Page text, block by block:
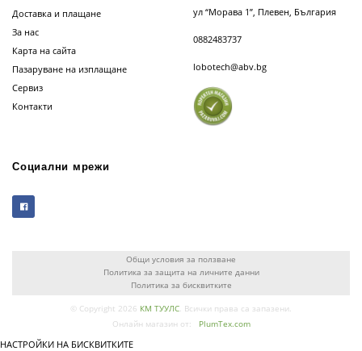
Доставка и плащане
За нас
Карта на сайта
Пазаруване на изплащане
Сервиз
Контакти
ул “Морава 1”, Плевен, България
0882483737
lobotech@abv.bg
Социални мрежи
Общи условия за ползване
Политика за защита на личните данни
Политика за бисквитките
© Copyright 2026 КМ ТУУЛС. Всички права са запазени.
Онлайн магазин от:
PlumTex.com
НАСТРОЙКИ НА БИСКВИТКИТЕ